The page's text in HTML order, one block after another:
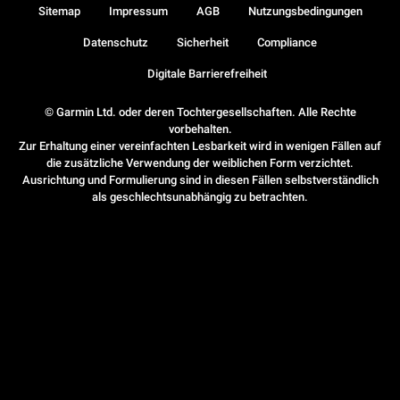
© Garmin Ltd. oder deren Tochtergesellschaften. Alle Rechte
vorbehalten.
Zur Erhaltung einer vereinfachten Lesbarkeit wird in wenigen Fällen auf
die zusätzliche Verwendung der weiblichen Form verzichtet.
Ausrichtung und Formulierung sind in diesen Fällen selbstverständlich
als geschlechtsunabhängig zu betrachten.
Sitemap Impressum AGB Nutzungsbedingungen
Datenschutz Sicherheit Compliance
Digitale Barrierefreiheit